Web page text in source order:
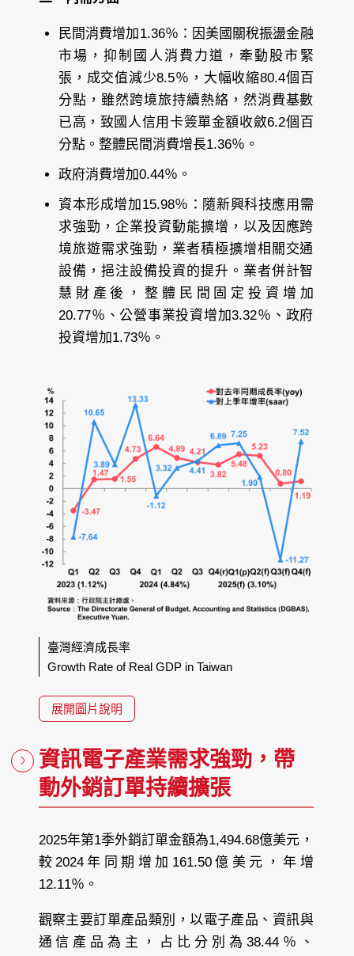
民間消費增加1.36％：因美國關稅振盪金融
市場，抑制國人消費力道，牽動股市緊
張，成交值減少8.5％，大幅收縮80.4個百
分點，雖然跨境旅持續熱絡，然消費基數
已高，致國人信用卡簽單金額收斂6.2個百
分點。整體民間消費增長1.36％。
政府消費增加0.44％。
資本形成增加15.98％：隨新興科技應用需
求強勁，企業投資動能擴增，以及因應跨
境旅遊需求強勁，業者積極擴增相關交通
設備，挹注設備投資的提升。業者併計智
慧財產後，整體民間固定投資增加
20.77％、公營事業投資增加3.32％、政府
投資增加1.73％。
臺灣經濟成長率
Growth Rate of Real GDP in Taiwan
展開圖片說明
資訊電子產業需求強勁，帶
動外銷訂單持續擴張
2025年第1季外銷訂單金額為1,494.68億美元，
較2024年同期增加161.50億美元，年增
12.11％。
觀察主要訂單產品類別，以電子產品、資訊與
通信產品為主，占比分別為38.44％、